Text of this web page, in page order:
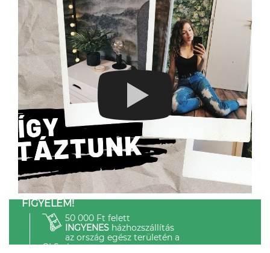
FIGYELEM!
50 000 Ft felett
INGYENESházhozszállítás
az ország egész területén a
GLS-el.